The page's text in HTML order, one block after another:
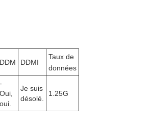
DDM DDMI
Taux de
données
-
Oui,
oui.
Je suis
désolé.
1.25G